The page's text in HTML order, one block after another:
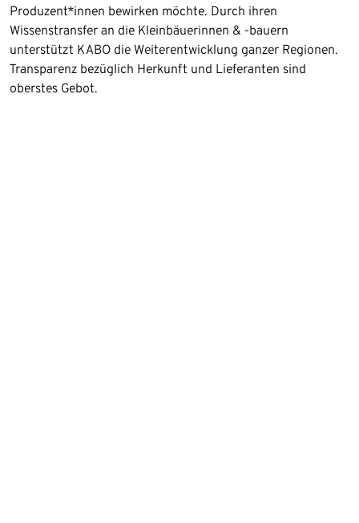
Produzent*innen bewirken möchte. Durch ihren
Wissenstransfer an die Kleinbäuerinnen & -bauern
unterstützt KABO die Weiterentwicklung ganzer Regionen.
Transparenz bezüglich Herkunft und Lieferanten sind
oberstes Gebot.